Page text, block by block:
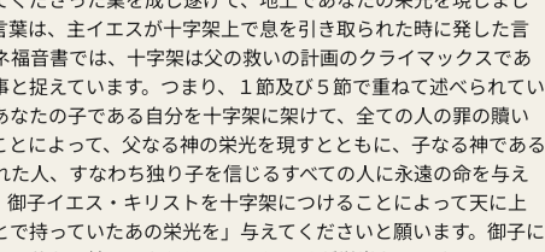
は、主イエスが十字架上で息を引き取られた時に発した言
音書では、十字架は父の救いの計画のクライマックスであ
捉えています。つまり、１節及び５節で重ねて述べられてい
たの子である自分を十字架に架けて、全ての人の罪の贖い
によって、父なる神の栄光を現すとともに、子なる神である
人、すなわち独り子を信じるすべての人に永遠の命を与え
子イエス・キリストを十字架につけることによって天に上
持っていたあの栄光を」与えてくださいと願います。御子に